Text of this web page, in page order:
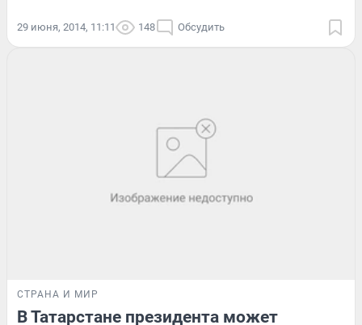
29 июня, 2014, 11:11 148 Обсудить
СТРАНА И МИР
В Татарстане президента может